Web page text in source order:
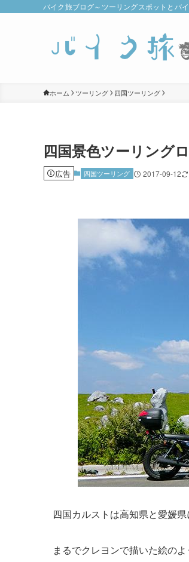
バイク旅ブログ～ツーリングスポットとバ
ホーム ツーリング 四国ツーリング
四国景色ツーリング
広告 四国ツーリング 2017-09-12
四国カルストは高知県と愛媛
まるでクレヨンで描いた絵の